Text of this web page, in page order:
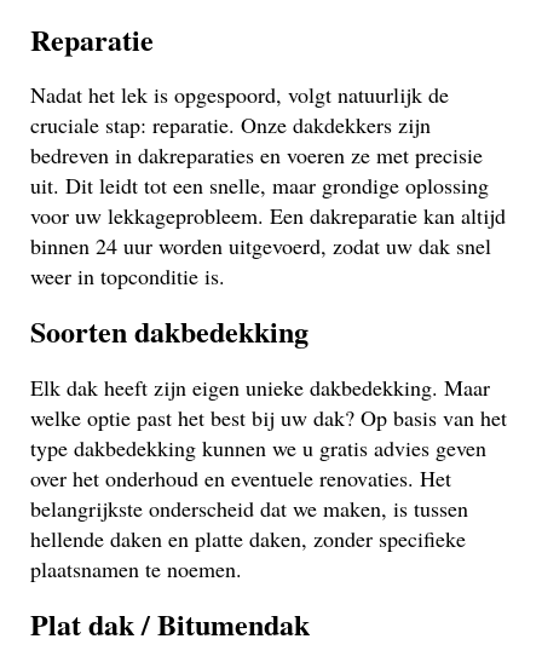
Reparatie
Nadat het lek is opgespoord, volgt natuurlijk de
cruciale stap: reparatie. Onze dakdekkers zijn
bedreven in dakreparaties en voeren ze met precisie
uit. Dit leidt tot een snelle, maar grondige oplossing
voor uw lekkageprobleem. Een dakreparatie kan altijd
binnen 24 uur worden uitgevoerd, zodat uw dak snel
weer in topconditie is.
Soorten dakbedekking
Elk dak heeft zijn eigen unieke dakbedekking. Maar
welke optie past het best bij uw dak? Op basis van het
type dakbedekking kunnen we u gratis advies geven
over het onderhoud en eventuele renovaties. Het
belangrijkste onderscheid dat we maken, is tussen
hellende daken en platte daken, zonder specifieke
plaatsnamen te noemen.
Plat dak / Bitumendak